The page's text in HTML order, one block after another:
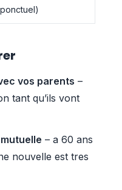
vos parents –
tant qu’ils vont
– a 60 ans
nouvelle est tres